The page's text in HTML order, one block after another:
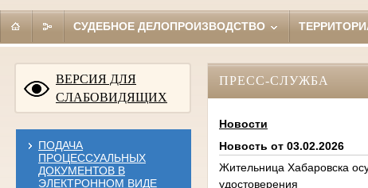
СУДЕБНОЕ ДЕЛОПРОИЗВОДСТВО
ВЕРСИЯ ДЛЯ
СЛАБОВИДЯЩИХ
ПОДАЧА
ПРОЦЕССУАЛЬНЫХ
ДОКУМЕНТОВ В
ЭЛЕКТРОННОМ ВИДЕ
ПРЕСС-СЛУЖБА
Новости
Новость от 03.02.2026
Жительница Хабаровска
удостоверения